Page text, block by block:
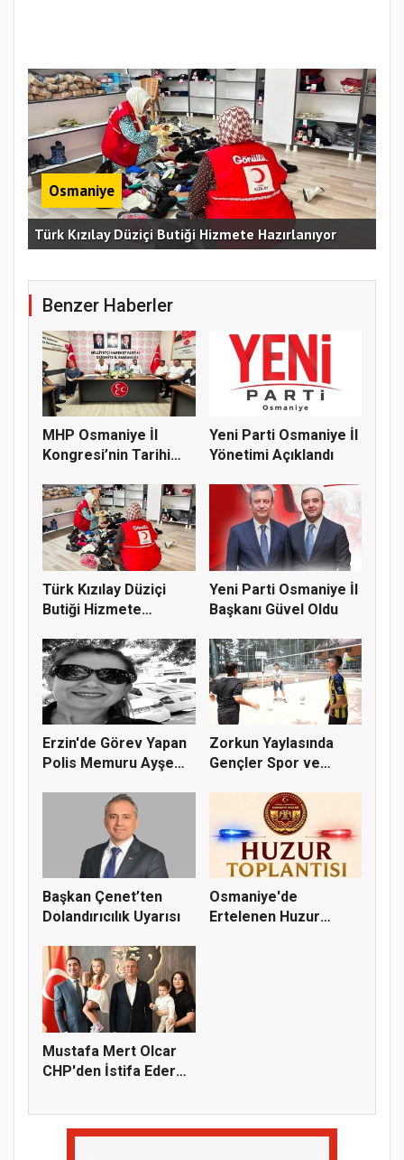
Osmaniye
Türk Kızılay Düziçi Butiği Hizmete Hazırlanıyor
Benzer Haberler
MHP Osmaniye İl
Kongresi’nin Tarihi
Yeni Parti Osmaniye İl
Yönetimi Açıklandı
Türk Kızılay Düziçi
Butiği Hizmete
Yeni Parti Osmaniye İl
Başkanı Güvel Oldu
Erzin'de Görev Yapan
Polis Memuru Ayşe
Zorkun Yaylasında
Gençler Spor ve
Başkan Çenet’ten
Dolandırıcılık Uyarısı
Osmaniye'de
Ertelenen Huzur
Mustafa Mert Olcar
CHP'den İstifa Ederek